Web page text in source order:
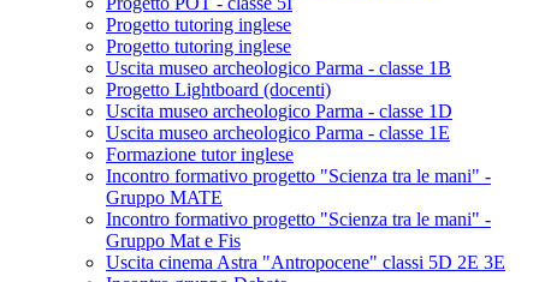
Progetto tutoring inglese
Progetto tutoring inglese
Uscita museo archeologico Parma - classe 1B
Progetto Lightboard (docenti)
Uscita museo archeologico Parma - classe 1D
Uscita museo archeologico Parma - classe 1E
Formazione tutor inglese
Incontro formativo progetto "Scienza tra le mani" -
Gruppo MATE
Incontro formativo progetto "Scienza tra le mani" -
Gruppo Mat e Fis
Uscita cinema Astra "Antropocene" classi 5D 2E 3E